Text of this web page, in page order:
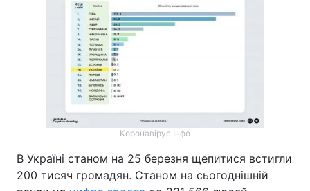
Коронавірус Інфо
В Україні станом на 25 березня щепитися встигли
200 тисяч громадян. Станом на сьогоднішній